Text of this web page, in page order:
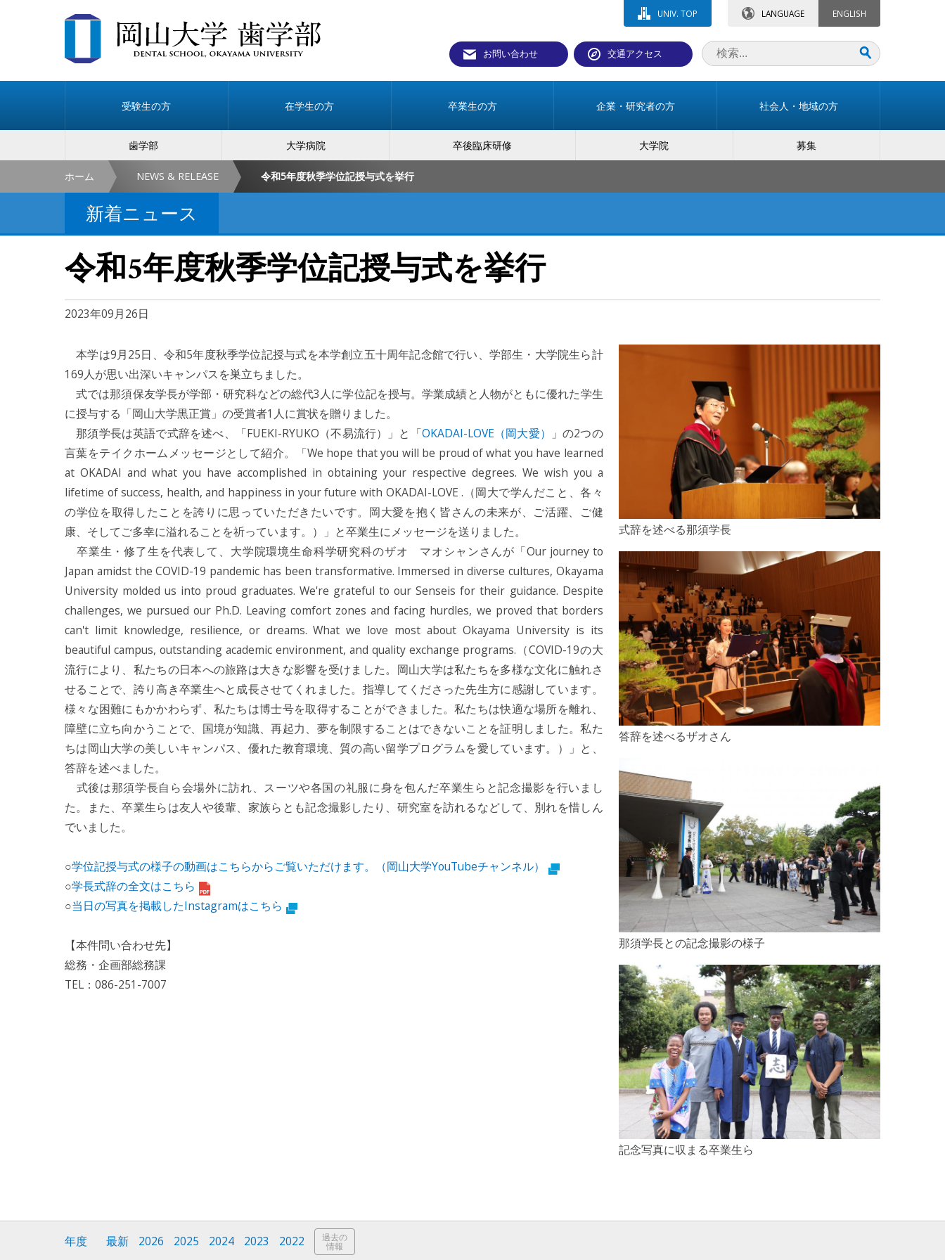
UNIV. TOP LANGUAGE ENGLISH
お問い合わせ 交通アクセス
受験生の方 在学生の方 卒業生の方 企業・研究者の方 社会人・地域の方
歯学部 大学病院 卒後臨床研修 大学院 募集
ホーム NEWS & RELEASE 令和5年度秋季学位記授与式を挙行
新着ニュース
令和5年度秋季学位記授与式を挙行
2023年09月26日
本学は9月25日、令和5年度秋季学位記授与式を本学創立五十周年記念館で行い、学部生・大学院生ら計
169人が思い出深いキャンパスを巣立ちました。
式では那須保友学長が学部・研究科などの総代3人に学位記を授与。学業成績と人物がともに優れた学生
に授与する「岡山大学黒正賞」の受賞者1人に賞状を贈りました。
那須学長は英語で式辞を述べ、「FUEKI-RYUKO（不易流行）」と「OKADAI-LOVE（岡大愛）
」の2つの
言葉をテイクホームメッセージとして紹介。「We hope that you will be proud of what you have learned
at OKADAI and what you have accomplished in obtaining your respective degrees. We wish you a
lifetime of success, health, and happiness in your future with OKADAI-LOVE .（岡大で学んだこと、各々
の学位を取得したことを誇りに思っていただきたいです。岡大愛を抱く皆さんの未来が、ご活躍、ご健
康、そしてご多幸に溢れることを祈っています。）」と卒業生にメッセージを送りました。
卒業生・修了生を代表して、大学院環境生命科学研究科のザオ マオシャンさんが「Our journey to
Japan amidst the COVID-19 pandemic has been transformative. Immersed in diverse cultures, Okayama
University molded us into proud graduates. We're grateful to our Senseis for their guidance. Despite
challenges, we pursued our Ph.D. Leaving comfort zones and facing hurdles, we proved that borders
can't limit knowledge, resilience, or dreams. What we love most about Okayama University is its
beautiful campus, outstanding academic environment, and quality exchange programs.（COVID-19の大
流行により、私たちの日本への旅路は大きな影響を受けました。岡山大学は私たちを多様な文化に触れさ
せることで、誇り高き卒業生へと成長させてくれました。指導してくださった先生方に感謝しています。
様々な困難にもかかわらず、私たちは博士号を取得することができました。私たちは快適な場所を離れ、
障壁に立ち向かうことで、国境が知識、再起力、夢を制限することはできないことを証明しました。私た
ちは岡山大学の美しいキャンパス、優れた教育環境、質の高い留学プログラムを愛しています。）」と、
答辞を述べました。
式後は那須学長自ら会場外に訪れ、スーツや各国の礼服に身を包んだ卒業生らと記念撮影を行いまし
た。また、卒業生らは友人や後輩、家族らとも記念撮影したり、研究室を訪れるなどして、別れを惜しん
でいました。
○学位記授与式の様子の動画はこちらからご覧いただけます。（岡山大学YouTubeチャンネル）
○学長式辞の全文はこちら
○当日の写真を掲載したInstagramはこちら
【本件問い合わせ先】
総務・企画部総務課
TEL：086-251-7007
式辞を述べる那須学長
答辞を述べるザオさん
那須学長との記念撮影の様子
記念写真に収まる卒業生ら
年度 最新 2026 2025 2024 2023 2022 過去の
情報